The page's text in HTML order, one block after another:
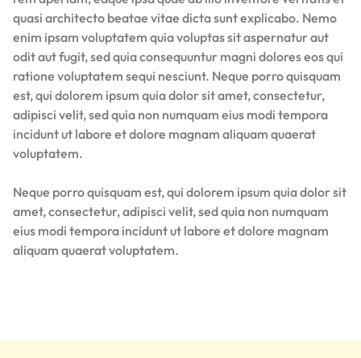
quasi architecto beatae vitae dicta sunt explicabo. Nemo
enim ipsam voluptatem quia voluptas sit aspernatur aut
odit aut fugit, sed quia consequuntur magni dolores eos qui
ratione voluptatem sequi nesciunt. Neque porro quisquam
est, qui dolorem ipsum quia dolor sit amet, consectetur,
adipisci velit, sed quia non numquam eius modi tempora
incidunt ut labore et dolore magnam aliquam quaerat
voluptatem.
Neque porro quisquam est, qui dolorem ipsum quia dolor sit
amet, consectetur, adipisci velit, sed quia non numquam
eius modi tempora incidunt ut labore et dolore magnam
aliquam quaerat voluptatem.